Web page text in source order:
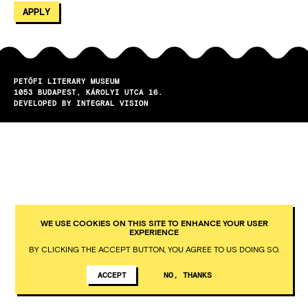
PETŐFI LITERARY MUSEUM
1053
BUDAPEST
KÁROLYI UTCA 16.
DEVELOPED BY INTEGRAL VISION
WE USE COOKIES ON THIS SITE TO ENHANCE YOUR USER
EXPERIENCE
BY CLICKING THE ACCEPT BUTTON, YOU AGREE TO US DOING SO.
ACCEPT NO, THANKS